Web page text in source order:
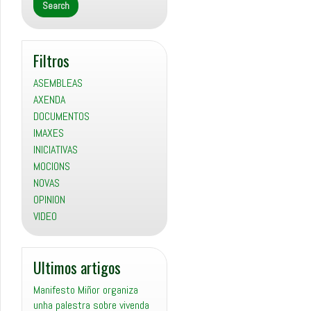
Filtros
ASEMBLEAS
AXENDA
DOCUMENTOS
IMAXES
INICIATIVAS
MOCIONS
NOVAS
OPINION
VIDEO
Ultimos artigos
Manifesto Miñor organiza
unha palestra sobre vivenda